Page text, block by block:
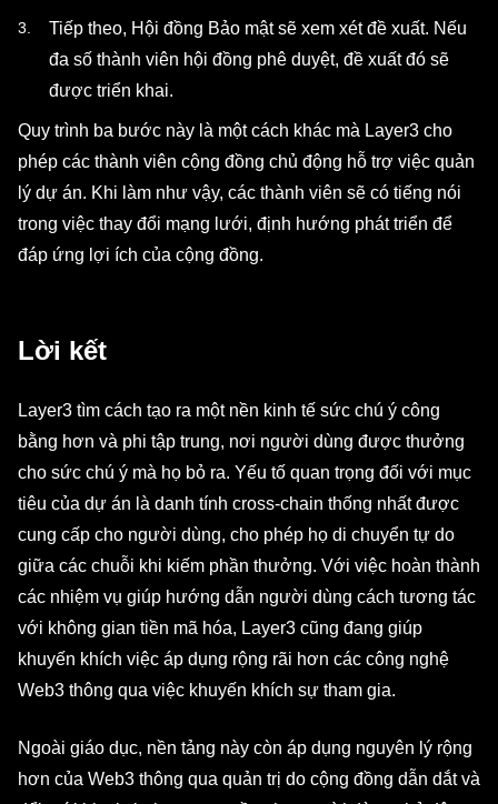
Tiếp theo, Hội đồng Bảo mật sẽ xem xét đề xuất. Nếu
đa số thành viên hội đồng phê duyệt, đề xuất đó sẽ
được triển khai.
Quy trình ba bước này là một cách khác mà Layer3 cho
phép các thành viên cộng đồng chủ động hỗ trợ việc quản
lý dự án. Khi làm như vậy, các thành viên sẽ có tiếng nói
trong việc thay đổi mạng lưới, định hướng phát triển để
đáp ứng lợi ích của cộng đồng.
Lời kết
Layer3 tìm cách tạo ra một nền kinh tế sức chú ý công
bằng hơn và phi tập trung, nơi người dùng được thưởng
cho sức chú ý mà họ bỏ ra. Yếu tố quan trọng đối với mục
tiêu của dự án là danh tính cross-chain thống nhất được
cung cấp cho người dùng, cho phép họ di chuyển tự do
giữa các chuỗi khi kiếm phần thưởng. Với việc hoàn thành
các nhiệm vụ giúp hướng dẫn người dùng cách tương tác
với không gian tiền mã hóa, Layer3 cũng đang giúp
khuyến khích việc áp dụng rộng rãi hơn các công nghệ
Web3 thông qua việc khuyến khích sự tham gia.
Ngoài giáo dục, nền tảng này còn áp dụng nguyên lý rộng
hơn của Web3 thông qua quản trị do cộng đồng dẫn dắt và